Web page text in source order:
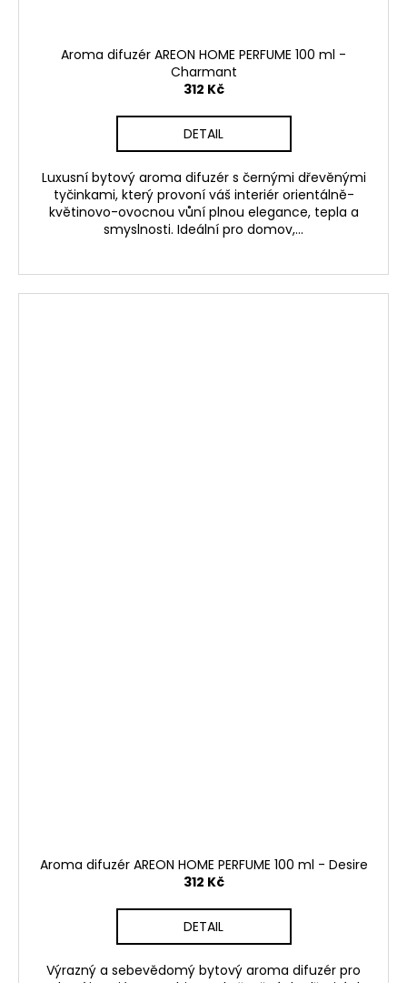
Aroma difuzér AREON HOME PERFUME 100 ml -
Charmant
312 Kč
DETAIL
Luxusní bytový aroma difuzér s černými dřevěnými
tyčinkami, který provoní váš interiér orientálně-
květinovo-ovocnou vůní plnou elegance, tepla a
smyslnosti. Ideální pro domov,...
Aroma difuzér AREON HOME PERFUME 100 ml - Desire
312 Kč
DETAIL
Výrazný a sebevědomý bytový aroma difuzér pro